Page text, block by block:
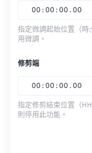
00 : 00 : 00 . 00
指定微調起始位置（
用微調。
修剪端
00 : 00 : 00 . 00
指定修剪結束位置（
則停用此功能。